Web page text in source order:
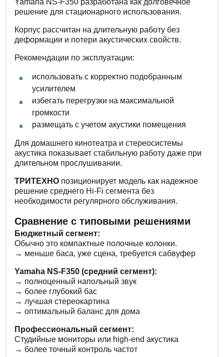
Yamaha NS-F350 разработана как долговечное
решение для стационарного использования.
Корпус рассчитан на длительную работу без
деформации и потери акустических свойств.
Рекомендации по эксплуатации:
использовать с корректно подобранным
усилителем
избегать перегрузки на максимальной
громкости
размещать с учетом акустики помещения
Для домашнего кинотеатра и стереосистемы
акустика показывает стабильную работу даже при
длительном прослушивании.
ТРИТЕХНО позиционирует модель как надежное
решение среднего Hi-Fi сегмента без
необходимости регулярного обслуживания.
Сравнение с типовыми решениями
Бюджетный сегмент:
Обычно это компактные полочные колонки.
→ меньше баса, уже сцена, требуется сабвуфер
Yamaha NS-F350 (средний сегмент):
→ полноценный напольный звук
→ более глубокий бас
→ лучшая стереокартина
→ оптимальный баланс для дома
Профессиональный сегмент:
Студийные мониторы или high-end акустика
→ более точный контроль частот